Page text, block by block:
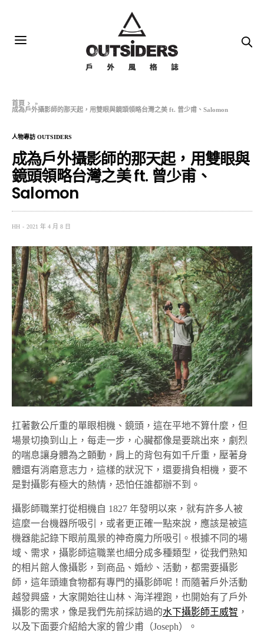
首頁
»
成為戶外攝影師的那天起，用雙眼與鏡頭領略台灣之美 ft. 曾少甫、Salomon
人物專訪 OUTSIDERS
成為戶外攝影師的那天起，用雙眼與
鏡頭領略台灣之美 ft. 曾少甫、
Salomon
HH 2021 年 4 月 8 日
扛著數公斤重的單眼相機、鏡頭，這在平地不算什麼，但
場景切換到山上，每走一步，心臟都像是要跳出來，劇烈
的喘息讓身體為之顫動，肩上的背包有如千斤重，壓著身
體還有消磨意志力，這樣的狀況下，還要揹負相機，要不
是對攝影有極大的熱情，恐怕任誰都辦不到。
攝影師職業打從相機自 1827 年發明以來，就有許多人被
這麼一台機器所吸引，或者更正確一點來說，應該是被這
機器能記錄下眼前風景的神奇魔力所吸引。根據不同的場
域、需求，攝影師這職業也細分成多種類型，從我們熟知
的相片館人像攝影，到商品、婚紗、活動，都需要攝影
師，這年頭連食物都有專門的攝影師呢！而隨著戶外活動
越發興盛，大家開始往山林、海洋裡跑，也開始有了戶外
攝影的需求，像是我們先前採訪過的水下攝影師王威智 ，
以及下面要介紹給大家的曾少甫（Joseph）。